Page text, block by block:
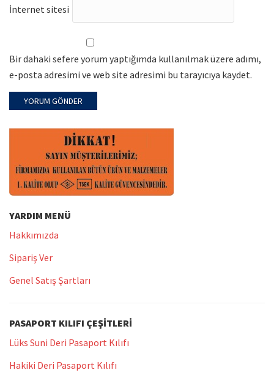
İnternet sitesi
Bir dahaki sefere yorum yaptığımda kullanılmak üzere adımı,
e-posta adresimi ve web site adresimi bu tarayıcıya kaydet.
YARDIM MENÜ
Hakkımızda
Sipariş Ver
Genel Satış Şartları
PASAPORT KILIFI ÇEŞITLERI
Lüks Suni Deri Pasaport Kılıfı
Hakiki Deri Pasaport Kılıfı